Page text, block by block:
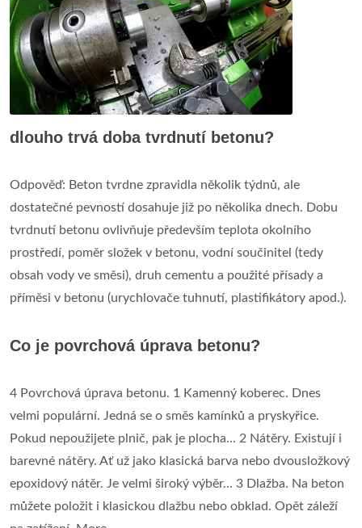
dlouho trvá doba tvrdnutí betonu?
Odpověď: Beton tvrdne zpravidla několik týdnů, ale
dostatečné pevností dosahuje již po několika dnech. Dobu
tvrdnutí betonu ovlivňuje především teplota okolního
prostředí, poměr složek v betonu, vodní součinitel (tedy
obsah vody ve směsi), druh cementu a použité přísady a
příměsi v betonu (urychlovače tuhnutí, plastifikátory apod.).
Co je povrchová úprava betonu?
4 Povrchová úprava betonu. 1 Kamenný koberec. Dnes
velmi populární. Jedná se o směs kamínků a pryskyřice.
Pokud nepoužijete plnič, pak je plocha... 2 Nátěry. Existují i
barevné nátěry. Ať už jako klasická barva nebo dvousložkový
epoxidový nátěr. Je velmi široký výběr... 3 Dlažba. Na beton
můžete položit i klasickou dlažbu nebo obklad. Opět záleží